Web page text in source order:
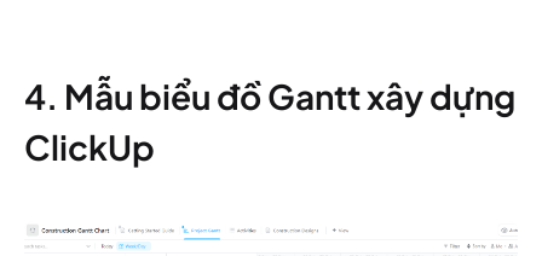
4. Mẫu biểu đồ Gantt xây dựng
ClickUp